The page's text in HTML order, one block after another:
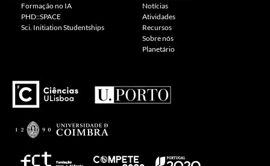
Formação no IA
PHD::SPACE
Sci. Initiation Studentships
Notícias
Atividades
Recursos
Sobre nós
Planetário